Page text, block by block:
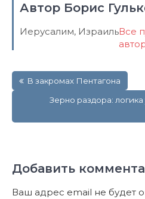
Автор Борис
Иерусалим, ИзраильВсе
по
записям
В закромах Пентагона
Зерно раздора:
Добавить
Ваш адрес email не будет